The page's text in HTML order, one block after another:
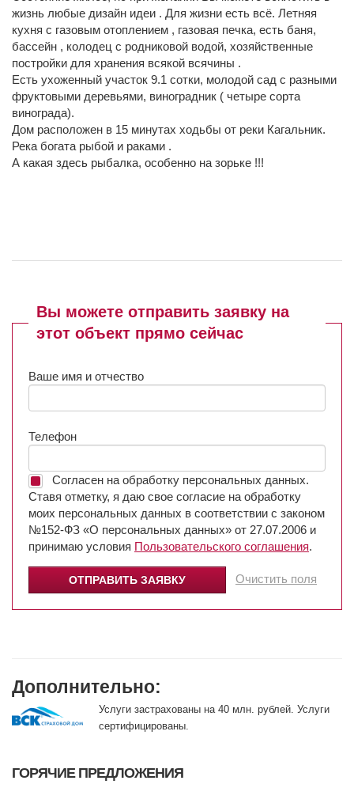
жизнь любые дизайн идеи . Для жизни есть всё. Летняя
кухня с газовым отоплением , газовая печка, есть баня,
бассейн , колодец с родниковой водой, хозяйственные
постройки для хранения всякой всячины .
Есть ухоженный участок 9.1 сотки, молодой сад с разными
фруктовыми деревьями, виноградник ( четыре сорта
винограда).
Дом расположен в 15 минутах ходьбы от реки Кагальник.
Река богата рыбой и раками .
А какая здесь рыбалка, особенно на зорьке !!!
Вы можете отправить заявку на
этот объект прямо сейчас
Ваше имя и отчество
Телефон
Согласен на обработку персональных данных.
Ставя отметку, я даю свое согласие на обработку
моих персональных данных в соответствии с законом
№152-ФЗ «О персональных данных» от 27.07.2006 и
принимаю условия Пользовательского соглашения.
Очистить поля
Дополнительно:
Услуги застрахованы на 40 млн. рублей. Услуги
сертифицированы.
ГОРЯЧИЕ ПРЕДЛОЖЕНИЯ